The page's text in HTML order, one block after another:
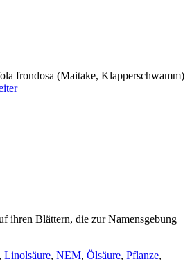
frondosa (Maitake, Klapperschwamm)
ihren Blättern, die zur Namensgebung
, Linolsäure, NEM, Ölsäure, Pflanze,